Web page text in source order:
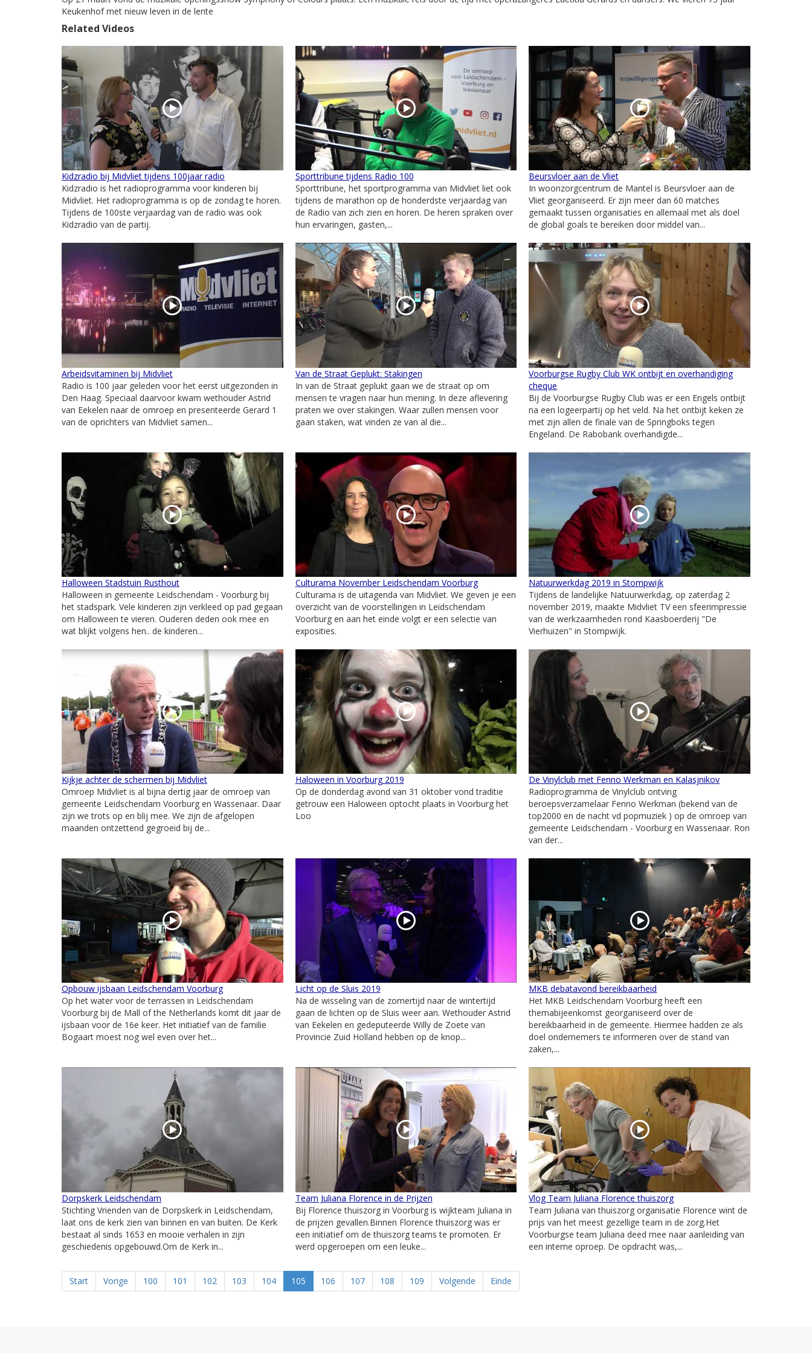
Keukenhof met nieuw leven in de lente
Related Videos
Kidzradio bij Midvliet tijdens 100jaar radio
Kidzradio is het radioprogramma voor kinderen bij
Midvliet. Het radioprogramma is op de zondag te horen.
Tijdens de 100ste verjaardag van de radio was ook
Kidzradio van de partij.
Sporttribune tijdens Radio 100
Sporttribune, het sportprogramma van Midvliet liet ook
tijdens de marathon op de honderdste verjaardag van
de Radio van zich zien en horen. De heren spraken over
hun ervaringen, gasten,...
Beursvloer aan de Vliet
In woonzorgcentrum de Mantel is Beursvloer aan de
Vliet georganiseerd. Er zijn meer dan 60 matches
gemaakt tussen organisaties en allemaal met als doel
de global goals te bereiken door middel van...
Arbeidsvitaminen bij Midvliet
Radio is 100 jaar geleden voor het eerst uitgezonden in
Den Haag. Speciaal daarvoor kwam wethouder Astrid
van Eekelen naar de omroep en presenteerde Gerard 1
van de oprichters van Midvliet samen...
Van de Straat Geplukt: Stakingen
In van de Straat geplukt gaan we de straat op om
mensen te vragen naar hun mening. In deze aflevering
praten we over stakingen. Waar zullen mensen voor
gaan staken, wat vinden ze van al die...
Voorburgse Rugby Club WK ontbijt en overhandiging
cheque
Bij de Voorburgse Rugby Club was er een Engels ontbijt
na een logeerpartij op het veld. Na het ontbijt keken ze
met zijn allen de finale van de Springboks tegen
Engeland. De Rabobank overhandigde...
Halloween Stadstuin Rusthout
Halloween in gemeente Leidschendam - Voorburg bij
het stadspark. Vele kinderen zijn verkleed op pad gegaan
om Halloween te vieren. Ouderen deden ook mee en
wat blijkt volgens hen.. de kinderen...
Culturama November Leidschendam Voorburg
Culturama is de uitagenda van Midvliet. We geven je een
overzicht van de voorstellingen in Leidschendam
Voorburg en aan het einde volgt er een selectie van
exposities.
Natuurwerkdag 2019 in Stompwijk
Tijdens de landelijke Natuurwerkdag, op zaterdag 2
november 2019, maakte Midvliet TV een sfeerimpressie
van de werkzaamheden rond Kaasboerderij "De
Vierhuizen" in Stompwijk.
Kijkje achter de schermen bij Midvliet
Omroep Midvliet is al bijna dertig jaar de omroep van
gemeente Leidschendam Voorburg en Wassenaar. Daar
zijn we trots op en blij mee. We zijn de afgelopen
maanden ontzettend gegroeid bij de...
Haloween in Voorburg 2019
Op de donderdag avond van 31 oktober vond traditie
getrouw een Haloween optocht plaats in Voorburg het
Loo
De Vinylclub met Fenno Werkman en Kalasjnikov
Radioprogramma de Vinylclub ontving
beroepsverzamelaar Fenno Werkman (bekend van de
top2000 en de nacht vd popmuziek ) op de omroep van
gemeente Leidschendam - Voorburg en Wassenaar. Ron
van der...
Opbouw ijsbaan Leidschendam Voorburg
Op het water voor de terrassen in Leidschendam
Voorburg bij de Mall of the Netherlands komt dit jaar de
ijsbaan voor de 16e keer. Het initiatief van de familie
Bogaart moest nog wel even over het...
Licht op de Sluis 2019
Na de wisseling van de zomertijd naar de wintertijd
gaan de lichten op de Sluis weer aan. Wethouder Astrid
van Eekelen en gedeputeerde Willy de Zoete van
Provincie Zuid Holland hebben op de knop...
MKB debatavond bereikbaarheid
Het MKB Leidschendam Voorburg heeft een
themabijeenkomst georganiseerd over de
bereikbaarheid in de gemeente. Hiermee hadden ze als
doel ondernemers te informeren over de stand van
zaken,...
Dorpskerk Leidschendam
Stichting Vrienden van de Dorpskerk in Leidschendam,
laat ons de kerk zien van binnen en van buiten. De Kerk
bestaat al sinds 1653 en mooie verhalen in zijn
geschiedenis opgebouwd.Om de Kerk in...
Team Juliana Florence in de Prijzen
Bij Florence thuiszorg in Voorburg is wijkteam Juliana in
de prijzen gevallen.Binnen Florence thuiszorg was er
een initiatief om de thuiszorg teams te promoten. Er
werd opgeroepen om een leuke...
Vlog Team Juliana Florence thuiszorg
Team Juliana van thuiszorg organisatie Florence wint de
prijs van het meest gezellige team in de zorg.Het
Voorburgse team Juliana deed mee naar aanleiding van
een interne oproep. De opdracht was,...
Start Vorige 100 101 102 103 104 105 106 107 108 109 Volgende Einde